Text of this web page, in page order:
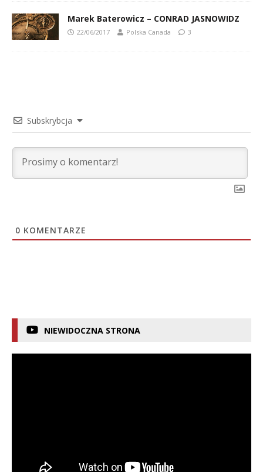
Marek Baterowicz – CONRAD JASNOWIDZ
22/06/2017 Polska Canada 3
Subskrybcja
0 KOMENTARZE
NIEWIDOCZNA STRONA